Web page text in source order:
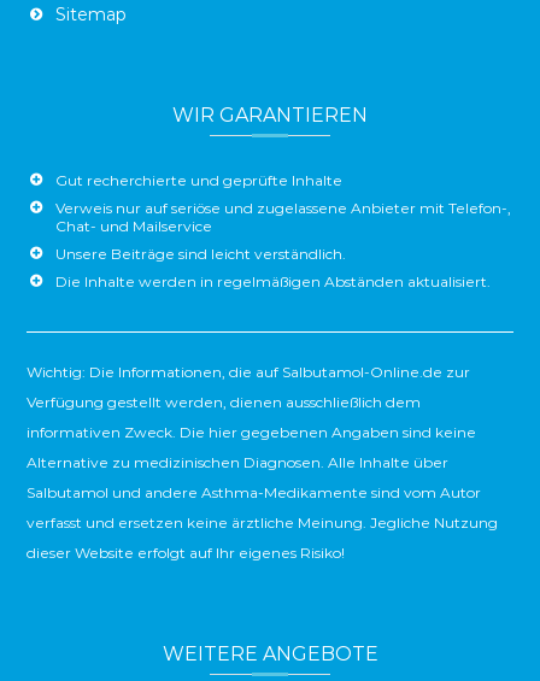
Sitemap
WIR GARANTIEREN
Gut recherchierte und geprüfte Inhalte
Verweis nur auf seriöse und zugelassene Anbieter mit Telefon-,
Chat- und Mailservice
Unsere Beiträge sind leicht verständlich.
Die Inhalte werden in regelmäßigen Abständen aktualisiert.
Wichtig: Die Informationen, die auf Salbutamol-Online.de zur
Verfügung gestellt werden, dienen ausschließlich dem
informativen Zweck. Die hier gegebenen Angaben sind keine
Alternative zu medizinischen Diagnosen. Alle Inhalte über
Salbutamol und andere Asthma-Medikamente sind vom Autor
verfasst und ersetzen keine ärztliche Meinung. Jegliche Nutzung
dieser Website erfolgt auf Ihr eigenes Risiko!
WEITERE ANGEBOTE